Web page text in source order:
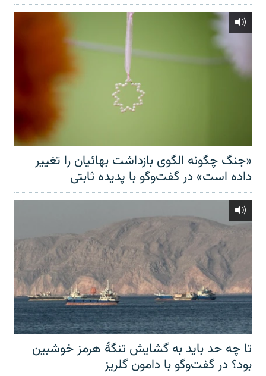
«جنگ چگونه الگوی بازداشت بهائیان را تغییر
داده است» در گفت‌وگو با پدیده ثابتی
تا چه حد باید به گشایش تنگهٔ هرمز خوشبین
بود؟ در گفت‌وگو با دامون گلریز